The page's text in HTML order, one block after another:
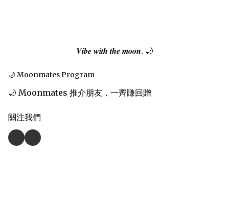
𝑽𝒊𝒃𝒆 𝒘𝒊𝒕𝒉 𝒕𝒉𝒆 𝒎𝒐𝒐𝒏. 🌙
🌙 Moonmates Program
🌙 Moonmates 推介朋友，一齊賺回贈
關注我們